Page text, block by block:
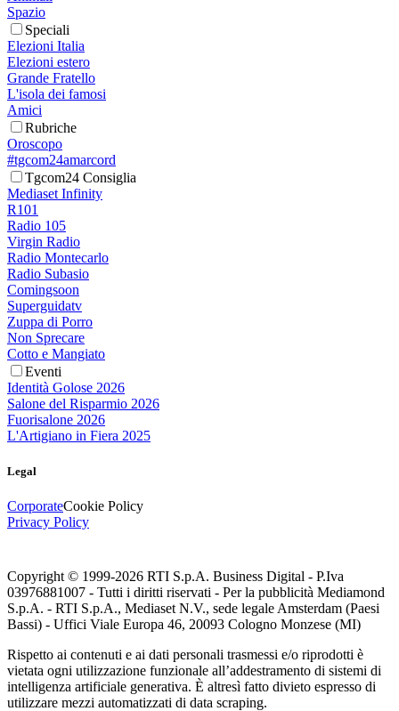
Spazio
Speciali
Elezioni Italia
Elezioni estero
Grande Fratello
L'isola dei famosi
Amici
Rubriche
Oroscopo
#tgcom24amarcord
Tgcom24 Consiglia
Mediaset Infinity
R101
Radio 105
Virgin Radio
Radio Montecarlo
Radio Subasio
Comingsoon
Superguidatv
Zuppa di Porro
Non Sprecare
Cotto e Mangiato
Eventi
Identità Golose 2026
Salone del Risparmio 2026
Fuorisalone 2026
L'Artigiano in Fiera 2025
Legal
CorporateCookie Policy
Privacy Policy
Copyright © 1999-2026 RTI S.p.A. Business Digital - P.Iva
03976881007 - Tutti i diritti riservati - Per la pubblicità Mediamond
S.p.A. - RTI S.p.A., Mediaset N.V., sede legale Amsterdam (Paesi
Bassi) - Uffici Viale Europa 46, 20093 Cologno Monzese (MI)
Rispetto ai contenuti e ai dati personali trasmessi e/o riprodotti è
vietata ogni utilizzazione funzionale all’addestramento di sistemi di
intelligenza artificiale generativa. È altresì fatto divieto espresso di
utilizzare mezzi automatizzati di data scraping.